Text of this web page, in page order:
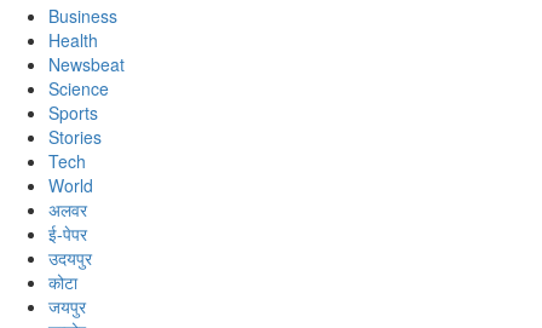
Business
Health
Newsbeat
Science
Sports
Stories
Tech
World
अलवर
ई-पेपर
उदयपुर
कोटा
जयपुर